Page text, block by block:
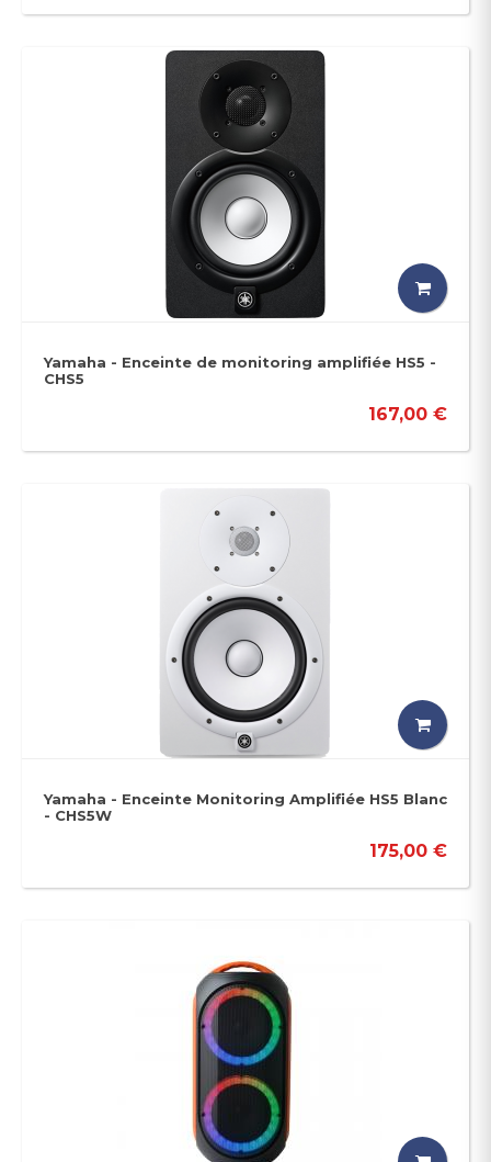
Yamaha - Enceinte de monitoring amplifiée HS5 -
CHS5
167,00 €
Yamaha - Enceinte Monitoring Amplifiée HS5 Blanc
- CHS5W
175,00 €